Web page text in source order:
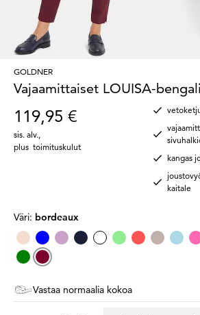
GOLDNER
Vajaamittaiset LOUISA-
119,95 €
sis. alv.
plus toimituskulut
kangas
kaitale
Väri: bordeaux
Vastaa normaalia kokoa